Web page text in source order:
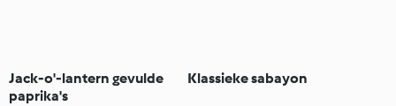
Jack-o'-lantern gevulde
paprika's
Klassieke sabayon